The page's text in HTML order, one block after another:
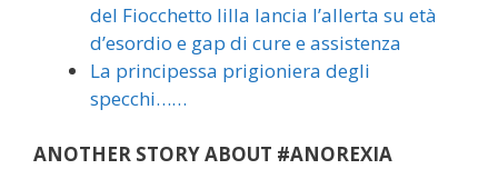
del Fiocchetto lilla lancia l’allerta su età
d’esordio e gap di cure e assistenza
La principessa prigioniera degli
specchi……
ANOTHER STORY ABOUT #ANOREXIA